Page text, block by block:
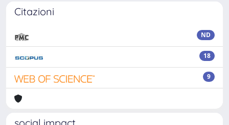
Citazioni
ND
18
9